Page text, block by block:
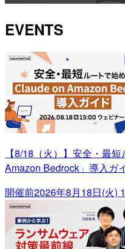
EVENTS
【8/18（火）】安全・最
Amazon Bedrock」導入ガ
開催前2026年8月18日(火)